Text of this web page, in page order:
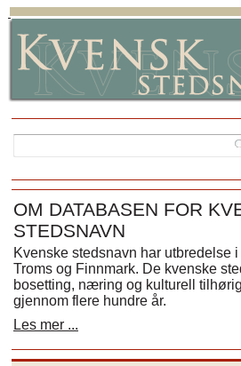
OM DATABASEN FOR
STEDSNAVN
Kvenske stedsnavn har utbredelse
Troms og Finnmark. De kvenske
bosetting, næring og kulturell
gjennom flere hundre år.
Les mer ...